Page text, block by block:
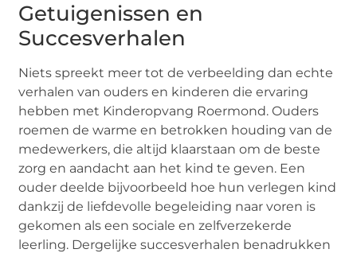
Getuigenissen en
Succesverhalen
Niets spreekt meer tot de verbeelding dan echte
verhalen van ouders en kinderen die ervaring
hebben met Kinderopvang Roermond. Ouders
roemen de warme en betrokken houding van de
medewerkers, die altijd klaarstaan om de beste
zorg en aandacht aan het kind te geven. Een
ouder deelde bijvoorbeeld hoe hun verlegen kind
dankzij de liefdevolle begeleiding naar voren is
gekomen als een sociale en zelfverzekerde
leerling. Dergelijke succesverhalen benadrukken